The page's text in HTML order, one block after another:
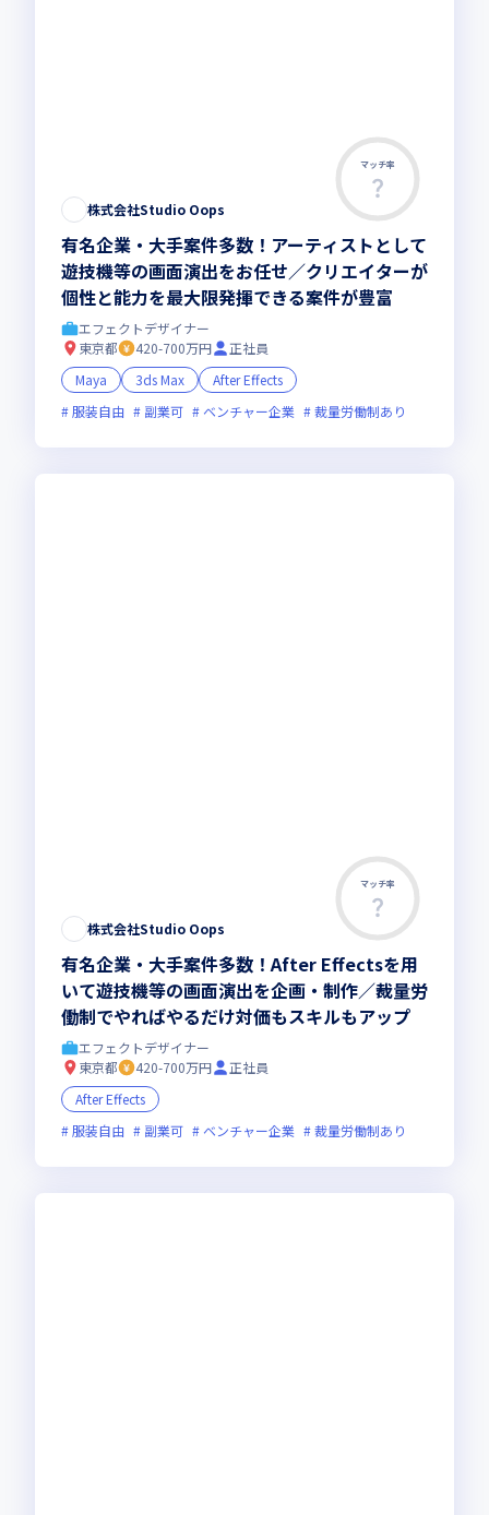
マッチ率
株式会社Studio Oops
有名企業・大手案件多数！アーティストとして
遊技機等の画面演出をお任せ／クリエイターが
個性と能力を最大限発揮できる案件が豊富
エフェクトデザイナー
東京都
420-700万円
正社員
Maya
3ds Max
After Effects
服装自由
副業可 ベンチャー企業 裁量労働制あり
マッチ率
株式会社Studio Oops
有名企業・大手案件多数！After Effectsを用
いて遊技機等の画面演出を企画・制作／裁量労
働制でやればやるだけ対価もスキルもアップ
エフェクトデザイナー
東京都
420-700万円
正社員
After Effects
服装自由
副業可 ベンチャー企業 裁量労働制あり